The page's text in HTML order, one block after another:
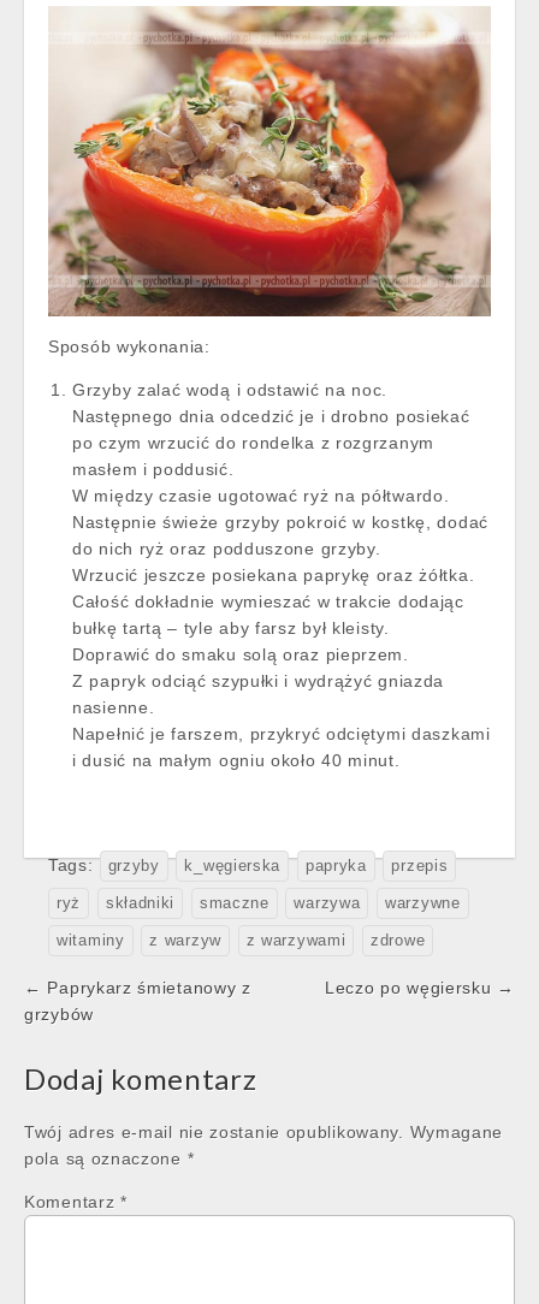
Sposób wykonania:
Grzyby zalać wodą i odstawić na noc.
Następnego dnia odcedzić je i drobno posiekać
po czym wrzucić do rondelka z rozgrzanym
masłem i poddusić.
W między czasie ugotować ryż na półtwardo.
Następnie świeże grzyby pokroić w kostkę, dodać
do nich ryż oraz podduszone grzyby.
Wrzucić jeszcze posiekana paprykę oraz żółtka.
Całość dokładnie wymieszać w trakcie dodając
bułkę tartą – tyle aby farsz był kleisty.
Doprawić do smaku solą oraz pieprzem.
Z papryk odciąć szypułki i wydrążyć gniazda
nasienne.
Napełnić je farszem, przykryć odciętymi daszkami
i dusić na małym ogniu około 40 minut.
Tags: grzyby k_węgierska papryka przepis
ryż składniki smaczne warzywa warzywne
witaminy z warzyw z warzywami zdrowe
Post
navigation
← Paprykarz śmietanowy z
grzybów
Leczo po węgiersku →
Dodaj komentarz
Twój adres e-mail nie zostanie opublikowany.
Wymagane
pola są oznaczone *
Komentarz *